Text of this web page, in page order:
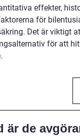
effekter,
för
Det är viktigt
för att
är de